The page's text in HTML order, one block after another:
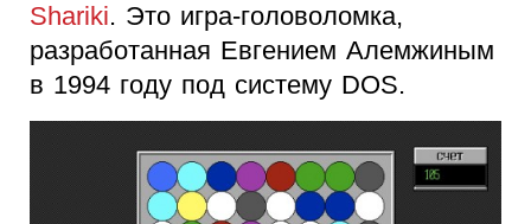
Shariki. Это игра-головоломка,
разработанная Евгением Алемжиным
в 1994 году под систему DOS.